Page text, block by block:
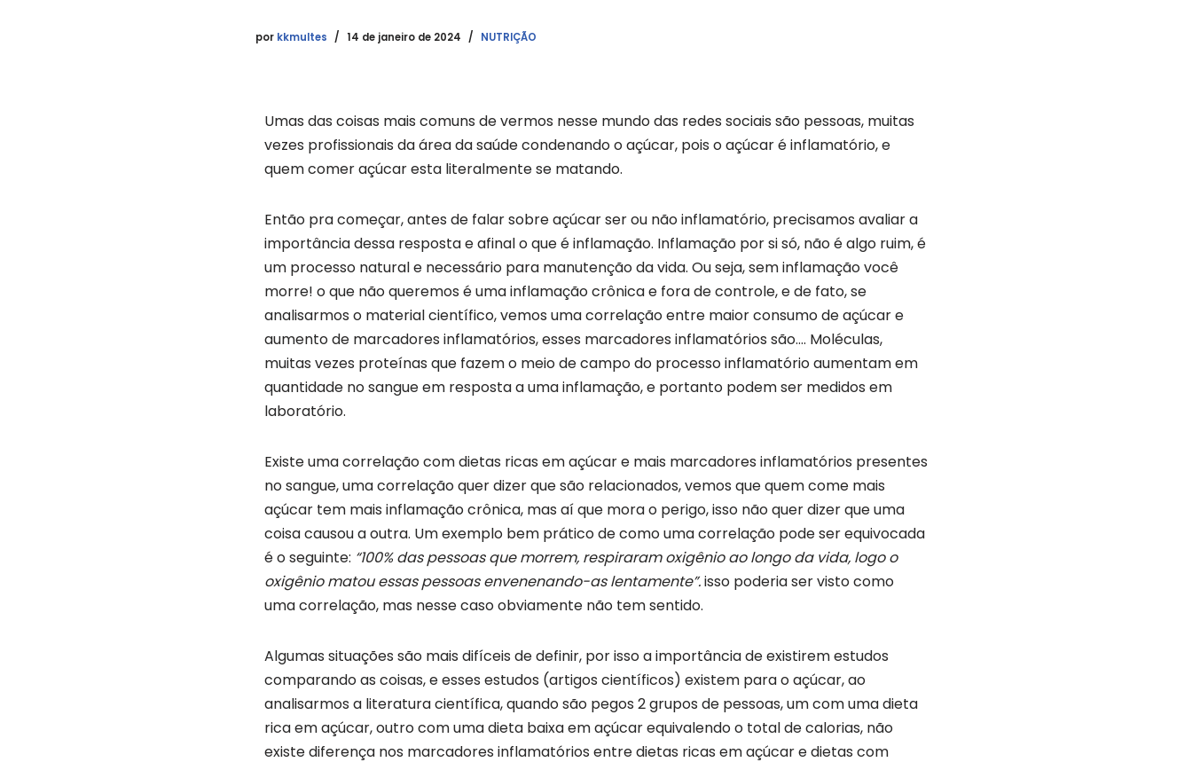
por kkmultes 14 de janeiro de 2024 NUTRIÇÃO
Umas das coisas mais comuns de vermos nesse mundo das redes sociais são pessoas, muitas
vezes profissionais da área da saúde condenando o açúcar, pois o açúcar é inflamatório, e
quem comer açúcar esta literalmente se matando.
Então pra começar, antes de falar sobre açúcar ser ou não inflamatório, precisamos avaliar a
importância dessa resposta e afinal o que é inflamação. Inflamação por si só, não é algo ruim, é
um processo natural e necessário para manutenção da vida. Ou seja, sem inflamação você
morre! o que não queremos é uma inflamação crônica e fora de controle, e de fato, se
analisarmos o material científico, vemos uma correlação entre maior consumo de açúcar e
aumento de marcadores inflamatórios, esses marcadores inflamatórios são…. Moléculas,
muitas vezes proteínas que fazem o meio de campo do processo inflamatório aumentam em
quantidade no sangue em resposta a uma inflamação, e portanto podem ser medidos em
laboratório.
Existe uma correlação com dietas ricas em açúcar e mais marcadores inflamatórios presentes
no sangue, uma correlação quer dizer que são relacionados, vemos que quem come mais
açúcar tem mais inflamação crônica, mas aí que mora o perigo, isso não quer dizer que uma
coisa causou a outra. Um exemplo bem prático de como uma correlação pode ser equivocada
é o seguinte: “100% das pessoas que morrem, respiraram oxigênio ao longo da vida, logo o
oxigênio matou essas pessoas envenenando-as lentamente”.isso poderia ser visto como
uma correlação, mas nesse caso obviamente não tem sentido.
Algumas situações são mais difíceis de definir, por isso a importância de existirem estudos
comparando as coisas, e esses estudos (artigos científicos) existem para o açúcar, ao
analisarmos a literatura científica, quando são pegos 2 grupos de pessoas, um com uma dieta
rica em açúcar, outro com uma dieta baixa em açúcar equivalendo o total de calorias, não
existe diferença nos marcadores inflamatórios entre dietas ricas em açúcar e dietas com